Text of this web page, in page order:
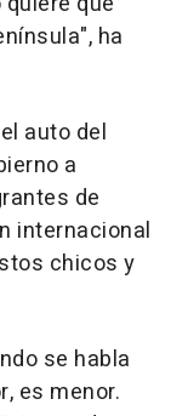
ha
auto del
a
de
internacional
chicos y
se habla
es menor.